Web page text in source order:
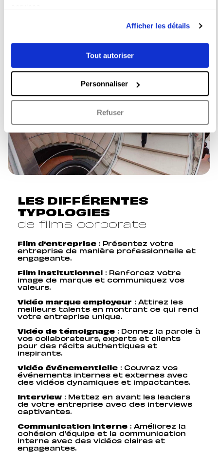
Afficher les détails
Tout autoriser
Personnaliser
Refuser
LES DIFFÉRENTES
TYPOLOGIES
de films corporate
Film d’entreprise : Présentez votre
entreprise de manière professionnelle et
engageante.
Film institutionnel
: Renforcez votre
image de marque et communiquez vos
valeurs.
Vidéo marque employeur : Attirez les
meilleurs talents en montrant ce qui rend
votre entreprise unique.
Vidéo de témoignage : Donnez la parole à
vos collaborateurs, experts et clients
pour des récits authentiques et
inspirants.
Vidéo événementielle : Couvrez vos
événements internes et externes avec
des vidéos dynamiques et impactantes.
Interview : Mettez en avant les leaders
de votre entreprise avec des interviews
captivantes.
Communication interne : Améliorez la
cohésion d’équipe et la communication
interne avec des vidéos claires et
engageantes.